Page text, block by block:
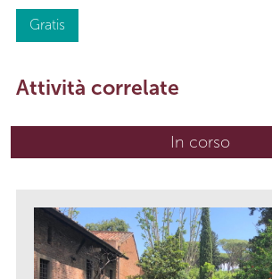
Gratis
Attività correlate
In corso